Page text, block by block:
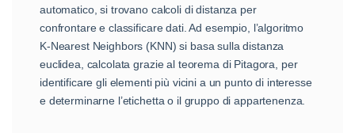
automatico, si trovano calcoli di distanza per
confrontare e classificare dati. Ad esempio, l’algoritmo
K-Nearest Neighbors (KNN) si basa sulla distanza
euclidea, calcolata grazie al teorema di Pitagora, per
identificare gli elementi più vicini a un punto di interesse
e determinarne l’etichetta o il gruppo di appartenenza.